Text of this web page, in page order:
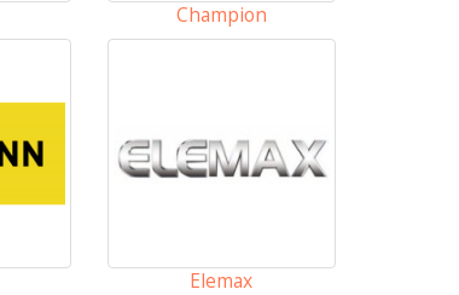
Champion
Elemax